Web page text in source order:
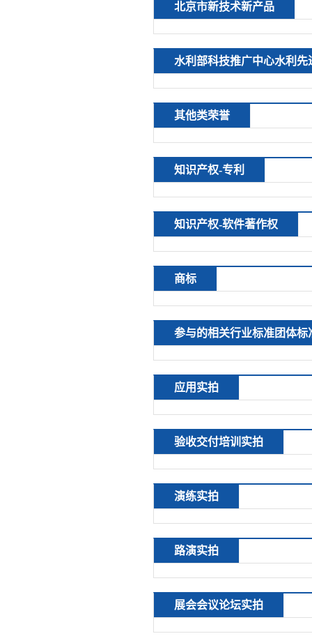
北京市新技术新产品
水利部科技推广中心水利
其他类荣誉
知识产权-专利
知识产权-软件著作权
商标
参与的相关行业标准团体标
应用实拍
验收交付培训实拍
演练实拍
路演实拍
展会会议论坛实拍